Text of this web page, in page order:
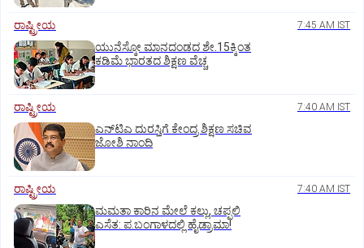
ರಾಷ್ಟ್ರೀಯ 7:45 AM IST
ಯುನೆಸ್ಕೋ ಮಾನದಂಡದ ಶೇ.15ಕ್ಕಿಂತ
ಕಡಿಮೆ ಭಾರತದ ಶಿಕ್ಷಣ ವೆಚ್ಚ
ರಾಷ್ಟ್ರೀಯ 7:40 AM IST
ಎನ್‌ಟಿಎ ದುರಸ್ತಿಗೆ ಕೇಂದ್ರ ಶಿಕ್ಷಣ ಸಚಿವ
ಜೋಶಿ ನಾಂದಿ
ರಾಷ್ಟ್ರೀಯ 7:40 AM IST
ಮಮತಾ ಕಾರಿನ ಮೇಲೆ ಕಲ್ಲು, ಚಪ್ಪಲಿ
ಎಸೆತ: ಪ.ಬಂಗಾಳದಲ್ಲಿ ಹೈಡ್ರಾಮಾ!